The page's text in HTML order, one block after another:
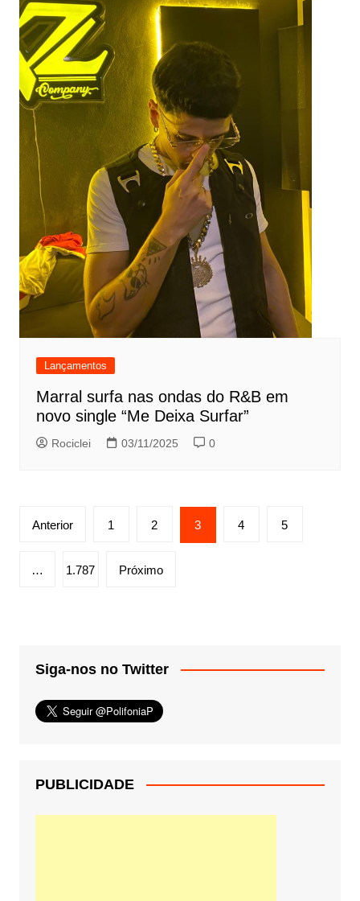
Lançamentos
Marral surfa nas ondas do R&B em
novo single “Me Deixa Surfar”
Rociclei 03/11/2025 0
Paginação
posts
Anterior 1 2 3 4 5
… 1.787 Próximo
Siga-nos no Twitter
PUBLICIDADE